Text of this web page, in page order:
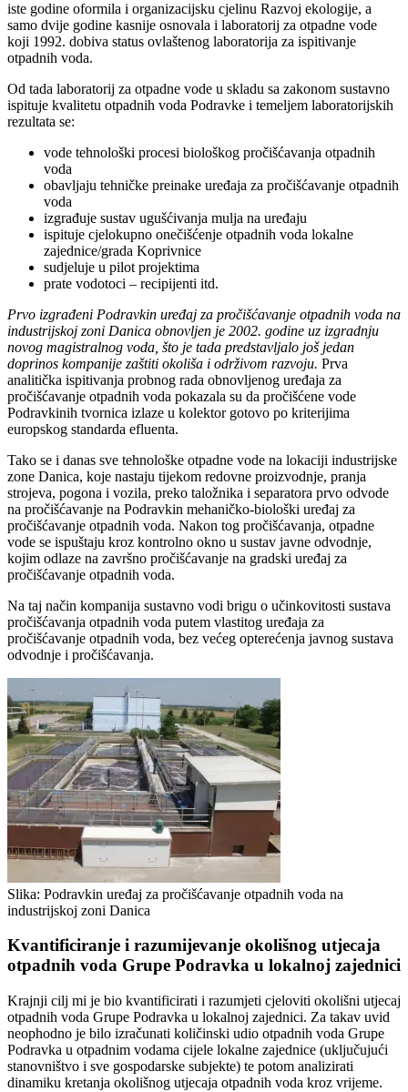
iste godine oformila i organizacijsku cjelinu Razvoj ekologije, a
samo dvije godine kasnije osnovala i laboratorij za otpadne vode
koji 1992. dobiva status ovlaštenog laboratorija za ispitivanje
otpadnih voda.
Od tada laboratorij za otpadne vode u skladu sa zakonom sustavno
ispituje kvalitetu otpadnih voda Podravke i temeljem laboratorijskih
rezultata se:
vode tehnološki procesi biološkog pročišćavanja otpadnih
voda
obavljaju tehničke preinake uređaja za pročišćavanje otpadnih
voda
izgrađuje sustav ugušćivanja mulja na uređaju
ispituje cjelokupno onečišćenje otpadnih voda lokalne
zajednice/grada Koprivnice
sudjeluje u pilot projektima
prate vodotoci – recipijenti itd.
Prvo izgrađeni Podravkin uređaj za pročišćavanje otpadnih voda na
industrijskoj zoni Danica obnovljen je 2002. godine uz izgradnju
novog magistralnog voda, što je tada predstavljalo još jedan
doprinos kompanije zaštiti okoliša i održivom razvoju. Prva
analitička ispitivanja probnog rada obnovljenog uređaja za
pročišćavanje otpadnih voda pokazala su da pročišćene vode
Podravkinih tvornica izlaze u kolektor gotovo po kriterijima
europskog standarda efluenta.
Tako se i danas sve tehnološke otpadne vode na lokaciji industrijske
zone Danica, koje nastaju tijekom redovne proizvodnje, pranja
strojeva, pogona i vozila, preko taložnika i separatora prvo odvode
na pročišćavanje na Podravkin mehaničko-biološki uređaj za
pročišćavanje otpadnih voda. Nakon tog pročišćavanja, otpadne
vode se ispuštaju kroz kontrolno okno u sustav javne odvodnje,
kojim odlaze na završno pročišćavanje na gradski uređaj za
pročišćavanje otpadnih voda.
Na taj način kompanija sustavno vodi brigu o učinkovitosti sustava
pročišćavanja otpadnih voda putem vlastitog uređaja za
pročišćavanje otpadnih voda, bez većeg opterećenja javnog sustava
odvodnje i pročišćavanja.
Slika: Podravkin uređaj za pročišćavanje otpadnih voda na
industrijskoj zoni Danica
Kvantificiranje i razumijevanje okolišnog utjecaja
otpadnih voda Grupe Podravka u lokalnoj zajednici
Krajnji cilj mi je bio kvantificirati i razumjeti cjeloviti okolišni utjecaj
otpadnih voda Grupe Podravka u lokalnoj zajednici. Za takav uvid
neophodno je bilo izračunati količinski udio otpadnih voda Grupe
Podravka u otpadnim vodama cijele lokalne zajednice (uključujući
stanovništvo i sve gospodarske subjekte) te potom analizirati
dinamiku kretanja okolišnog utjecaja otpadnih voda kroz vrijeme.